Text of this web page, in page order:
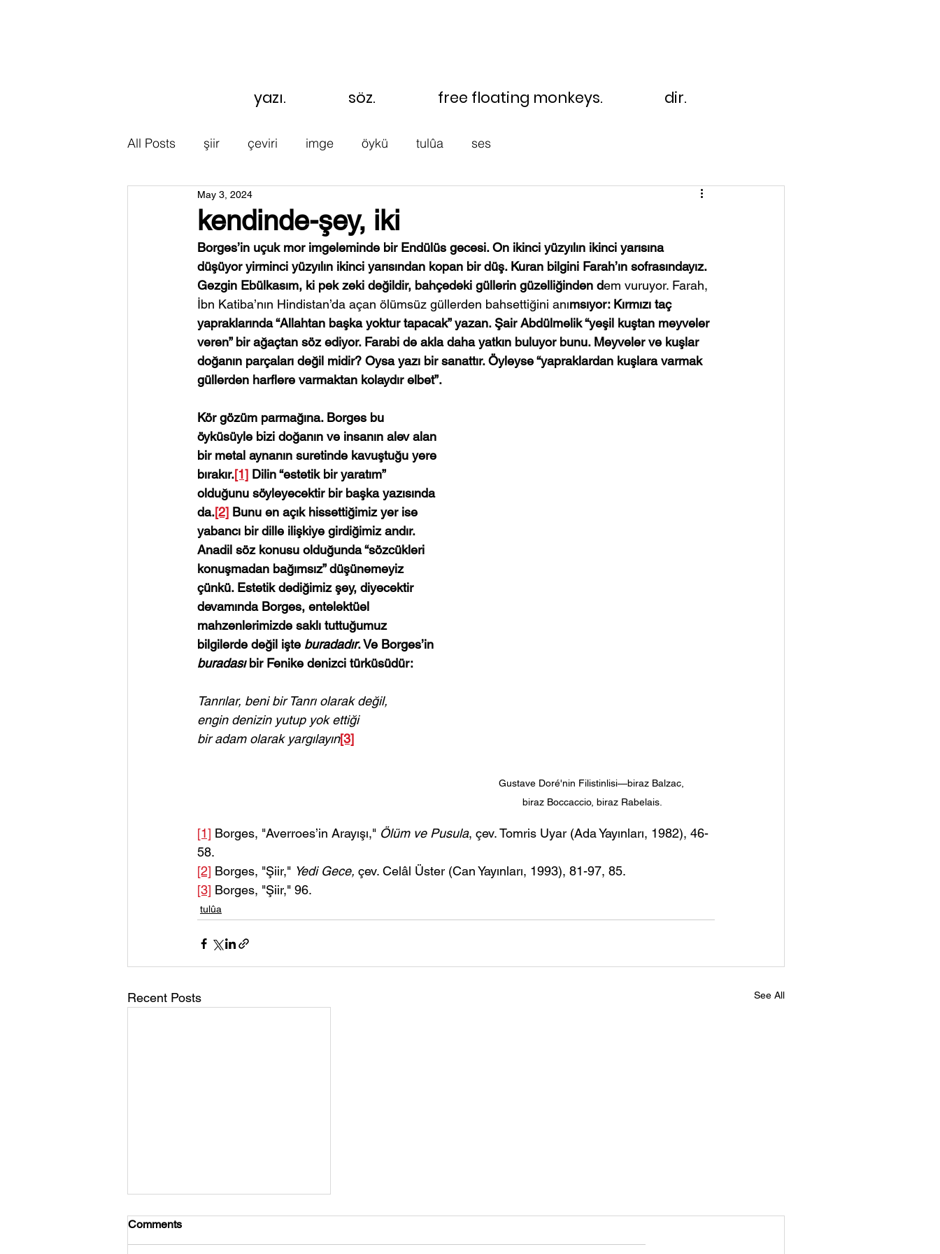
yazı. söz. free floating monkeys. dir.
All Posts şiir çeviri imge öykü tulûa ses
kendinde-şey, iki
May 3, 2024
Borges’in uçuk mor imgeleminde bir Endülüs gecesi. On ikinci yüzyılın ikinci yarısına
düşüyor yirminci yüzyılın ikinci yarısından kopan bir düş. Kuran bilgini Farah’ın sofrasındayız.
Gezgin Ebülkasım, ki pek zeki değildir, bahçedeki güllerin güzelliğinden dem vuruyor. Farah,
İbn Katiba’nın Hindistan’da açan ölümsüz güllerden bahsettiğini anımsıyor: Kırmızı taç
yapraklarında “Allahtan başka yoktur tapacak” yazan. Şair Abdülmelik “yeşil kuştan meyveler
veren” bir ağaçtan söz ediyor. Farabi de akla daha yatkın buluyor bunu. Meyveler ve kuşlar
doğanın parçaları değil midir? Oysa yazı bir sanattır. Öyleyse “yapraklardan kuşlara varmak
güllerden harflere varmaktan kolaydır elbet”.
Gustave Doré'nin Filistinlisi—biraz Balzac,
biraz Boccaccio, biraz Rabelais.
Kör gözüm parmağına. Borges bu
öyküsüyle bizi doğanın ve insanın alev alan
bir metal aynanın suretinde kavuştuğu yere
bırakır.[1] Dilin “estetik bir yaratım”
olduğunu söyleyecektir bir başka yazısında
da.[2] Bunu en açık hissettiğimiz yer ise
yabancı bir dille ilişkiye girdiğimiz andır.
Anadil söz konusu olduğunda “sözcükleri
konuşmadan bağımsız” düşünemeyiz
çünkü. Estetik dediğimiz şey, diyecektir
devamında Borges, entelektüel
mahzenlerimizde saklı tuttuğumuz
bilgilerde değil işte buradadır. Ve Borges’in
buradası bir Fenike denizci türküsüdür:
Tanrılar, beni bir Tanrı olarak değil,
engin denizin yutup yok ettiği
bir adam olarak yargılayın[3]
[1] Borges, "Averroes’in Arayışı," Ölüm ve Pusula, çev. Tomris Uyar (Ada Yayınları, 1982), 46-
58.
[2] Borges, "Şiir," Yedi Gece, çev. Celâl Üster (Can Yayınları, 1993), 81-97, 85.
[3] Borges, "Şiir," 96.
tulûa
Recent Posts See All
Comments